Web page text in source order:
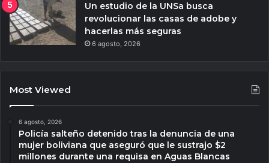
Un estudio de la UNSa busca
revolucionar las casas de adobe y
hacerlas más seguras
6 agosto, 2026
Most Viewed
6 agosto, 2026
Policía salteño detenido tras la denuncia de una
mujer boliviana que aseguró que le sustrajo $2
millones durante una requisa en Aguas Blancas